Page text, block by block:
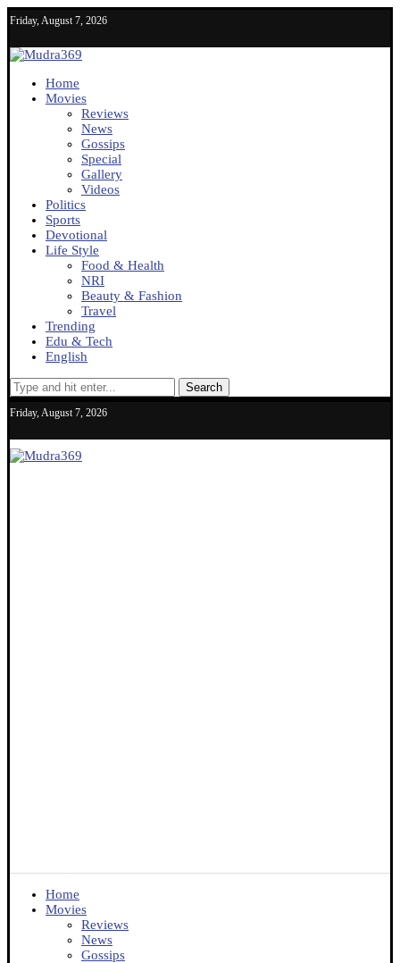
Friday, August 7, 2026
Home
Movies
Reviews
News
Gossips
Special
Gallery
Videos
Politics
Sports
Devotional
Life Style
Food & Health
NRI
Beauty & Fashion
Travel
Trending
Edu & Tech
English
Search
Friday, August 7, 2026
Home
Movies
Reviews
News
Gossips